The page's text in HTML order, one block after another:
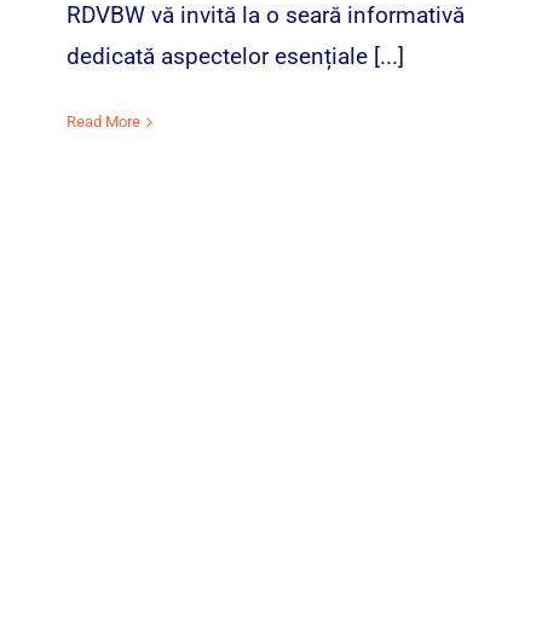
RDVBW vă invită la o seară informativă
dedicată aspectelor esențiale [...]
Read More